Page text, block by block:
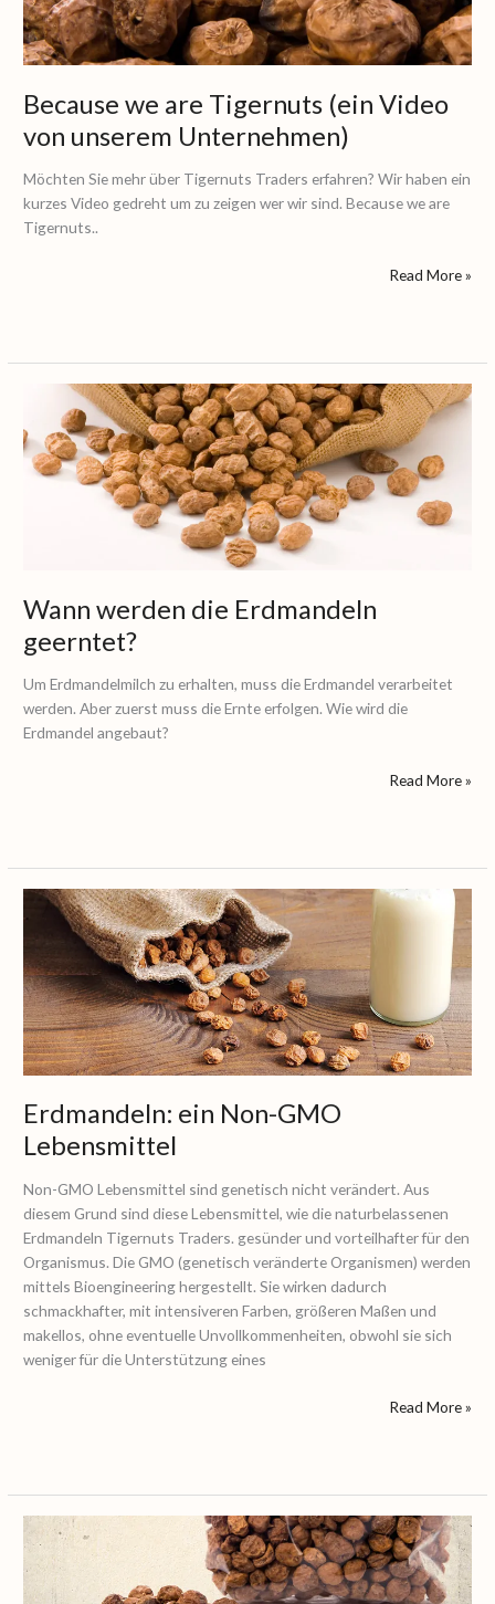
Because we are Tigernuts (ein Video
von unserem Unternehmen)
Möchten Sie mehr über Tigernuts Traders erfahren? Wir haben ein
kurzes Video gedreht um zu zeigen wer wir sind. Because we are
Tigernuts..
Video
von
unserem
Read More »
Wann werden die Erdmandeln
geerntet?
Um Erdmandelmilch zu erhalten, muss die Erdmandel verarbeitet
werden. Aber zuerst muss die Ernte erfolgen. Wie wird die
Erdmandel angebaut?
Wann
werden
die
Erdmandeln
geerntet?
Read More »
Erdmandeln: ein Non-GMO
Lebensmittel
Non-GMO Lebensmittel sind genetisch nicht verändert. Aus
diesem Grund sind diese Lebensmittel, wie die naturbelassenen
Erdmandeln Tigernuts Traders. gesünder und vorteilhafter für den
Organismus. Die GMO (genetisch veränderte Organismen) werden
mittels Bioengineering hergestellt. Sie wirken dadurch
schmackhafter, mit intensiveren Farben, größeren Maßen und
makellos, ohne eventuelle Unvollkommenheiten, obwohl sie sich
weniger für die Unterstützung eines
Erdmandeln:
Lebensmittel
Read More »
Erdmandeln:
ein
Lebensmittel
mit